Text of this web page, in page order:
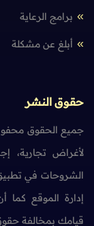
برامج الرعاية
أبلغ عن مشكلة
حقوق النشر
جميع الحقوق
لأغراض تجارية،
الشروحات في
قيامك بمخالفة